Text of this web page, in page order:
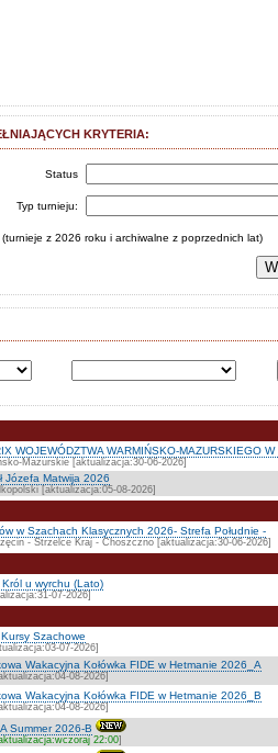
KRYTERIA:
Status
Typ turnieju:
(turnieje z 2026 roku i archiwalne z poprzednich lat)
WOJEWÓDZTWA WARMIŃSKO-MAZURSKIEGO
Mazurskie [aktualizacja:30-06-2026]
Józefa Matwija 2026
[aktualizacja:05-08-2026]
w Szachach Klasycznych 2026- Strefa Południe -
- Strzelce Kraj - Choszczno [aktualizacja:30-06-2026]
Król u wyrchu (Lato)
07-2026]
Szachowe
07-2026]
Wakacyjna Kołówka FIDE w Hetmanie 2026_A
08-2026]
Wakacyjna Kołówka FIDE w Hetmanie 2026_B
08-2026]
Summer 2026-B
22:00]